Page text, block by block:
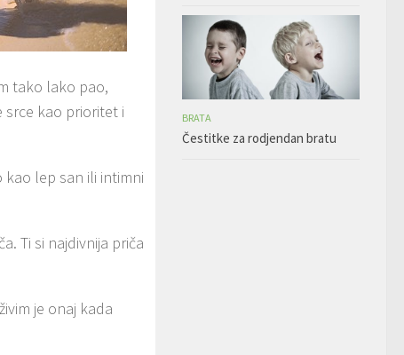
tako lako pao,
srce kao prioritet i
lep san ili intimni
Ti si najdivnija priča
je onaj kada
BRATA
Čestitke za rodjendan bratu